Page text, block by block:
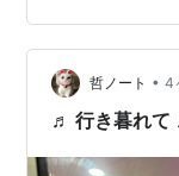
が鈴木雅之とき
ぜ、松本隆のし
です。 だから何
が・・・です
哲ノート • 4
♬ 行き暮れ